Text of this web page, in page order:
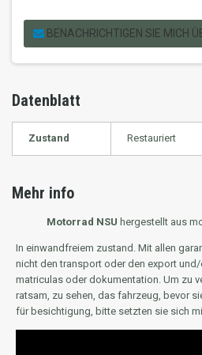
BENACHRICHTIGEN SIE MICH
Datenblatt
Zustand Restauriert
Mehr info
Motorrad NSU hergestellt aus
In einwandfreiem zustand. Mit allen
nicht den transport oder den export
matriculas oder dokumentation. Um zu
ratsam, zu sehen, das fahrzeug, bevor
für besichtigung, bitte setzten sie sich